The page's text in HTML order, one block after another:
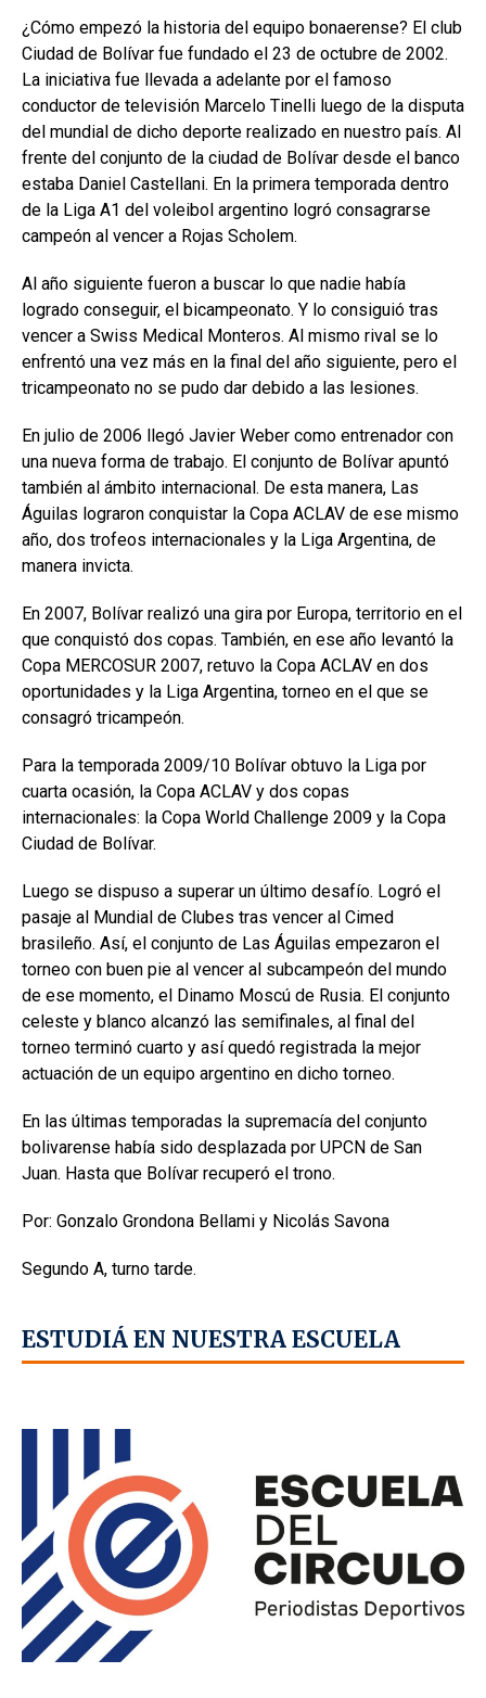
¿Cómo empezó la historia del equipo bonaerense? El club
Ciudad de Bolívar fue fundado el 23 de octubre de 2002.
La iniciativa fue llevada a adelante por el famoso
conductor de televisión Marcelo Tinelli luego de la disputa
del mundial de dicho deporte realizado en nuestro país. Al
frente del conjunto de la ciudad de Bolívar desde el banco
estaba Daniel Castellani. En la primera temporada dentro
de la Liga A1 del voleibol argentino logró consagrarse
campeón al vencer a Rojas Scholem.
Al año siguiente fueron a buscar lo que nadie había
logrado conseguir, el bicampeonato. Y lo consiguió tras
vencer a Swiss Medical Monteros. Al mismo rival se lo
enfrentó una vez más en la final del año siguiente, pero el
tricampeonato no se pudo dar debido a las lesiones.
En julio de 2006 llegó Javier Weber como entrenador con
una nueva forma de trabajo. El conjunto de Bolívar apuntó
también al ámbito internacional. De esta manera, Las
Águilas lograron conquistar la Copa ACLAV de ese mismo
año, dos trofeos internacionales y la Liga Argentina, de
manera invicta.
En 2007, Bolívar realizó una gira por Europa, territorio en el
que conquistó dos copas. También, en ese año levantó la
Copa MERCOSUR 2007, retuvo la Copa ACLAV en dos
oportunidades y la Liga Argentina, torneo en el que se
consagró tricampeón.
Para la temporada 2009/10 Bolívar obtuvo la Liga por
cuarta ocasión, la Copa ACLAV y dos copas
internacionales: la Copa World Challenge 2009 y la Copa
Ciudad de Bolívar.
Luego se dispuso a superar un último desafío. Logró el
pasaje al Mundial de Clubes tras vencer al Cimed
brasileño. Así, el conjunto de Las Águilas empezaron el
torneo con buen pie al vencer al subcampeón del mundo
de ese momento, el Dinamo Moscú de Rusia. El conjunto
celeste y blanco alcanzó las semifinales, al final del
torneo terminó cuarto y así quedó registrada la mejor
actuación de un equipo argentino en dicho torneo.
En las últimas temporadas la supremacía del conjunto
bolivarense había sido desplazada por UPCN de San
Juan. Hasta que Bolívar recuperó el trono.
Por: Gonzalo Grondona Bellami y Nicolás Savona
Segundo A, turno tarde.
ESTUDIÁ EN NUESTRA ESCUELA